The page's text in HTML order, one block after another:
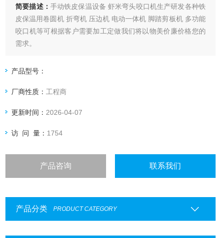
简要描述： 手动铁皮保温设备 虾米弯头咬口机生产研发各种铁
皮保温用卷圆机 折弯机 压边机 电动一体机 脚踏剪板机 多功能
咬口机等可根据客户需要加工定做我们将以物美价廉价格您的
需求。
产品型号：
厂商性质： 工程商
更新时间： 2026-04-07
访 问 量： 1754
产品咨询 联系我们
产品分类 PRODUCT CATEGORY